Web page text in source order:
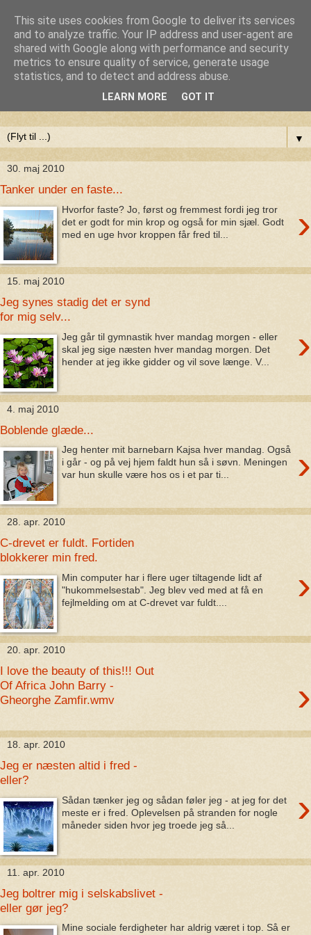
Anne-Maries blog
Min blog om livet - om troen, håbet og kærligheden. Troen
▼
30. maj 2010
Tanker under en faste...
›
Hvorfor faste? Jo, først og fremmest fordi jeg tror
det er godt for min krop og også for min sjæl. Godt
med en uge hvor kroppen får fred til...
15. maj 2010
Jeg synes stadig det er synd
for mig selv...
›
Jeg går til gymnastik hver mandag morgen - eller
skal jeg sige næsten hver mandag morgen. Det
hender at jeg ikke gidder og vil sove længe. V...
4. maj 2010
Boblende glæde...
›
Jeg henter mit barnebarn Kajsa hver mandag. Også
i går - og på vej hjem faldt hun så i søvn. Meningen
var hun skulle være hos os i et par ti...
28. apr. 2010
C-drevet er fuldt. Fortiden
blokkerer min fred.
›
Min computer har i flere uger tiltagende lidt af
"hukommelsestab". Jeg blev ved med at få en
fejlmelding om at C-drevet var fuldt....
20. apr. 2010
I love the beauty of this!!! Out
Of Africa John Barry -
Gheorghe Zamfir.wmv
›
18. apr. 2010
Jeg er næsten altid i fred -
eller?
›
Sådan tænker jeg og sådan føler jeg - at jeg for det
meste er i fred. Oplevelsen på stranden for nogle
måneder siden hvor jeg troede jeg så...
11. apr. 2010
Jeg boltrer mig i selskabslivet -
eller gør jeg?
Mine sociale ferdigheter har aldrig været i top. Så er
This site uses cookies from Google to deliver its services
and to analyze traffic. Your IP address and user-agent are
shared with Google along with performance and security
metrics to ensure quality of service, generate usage
statistics, and to detect and address abuse.
LEARN MORE GOT IT